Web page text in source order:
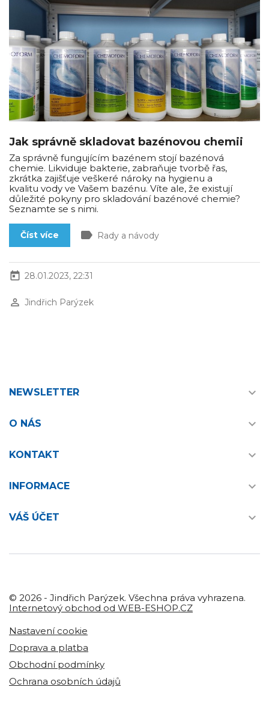
Jak správně skladovat bazénovou chemii
Za správně fungujícím bazénem stojí bazénová
chemie. Likviduje bakterie, zabraňuje tvorbě řas,
zkrátka zajišťuje veškeré nároky na hygienu a
kvalitu vody ve Vašem bazénu. Víte ale, že existují
důležité pokyny pro skladování bazénové chemie?
Seznamte se s nimi.
Číst více label Rady a návody
today 28.01.2023, 22:31
perm_identity Jindřich Parýzek
NEWSLETTER 
O NÁS 
KONTAKT 
INFORMACE 
VÁŠ ÚČET 
© 2026 - Jindřich Parýzek. Všechna práva vyhrazena.
Internetový obchod od WEB-ESHOP.CZ
Nastavení cookie
Doprava a platba
Obchodní podmínky
Ochrana osobních údajů